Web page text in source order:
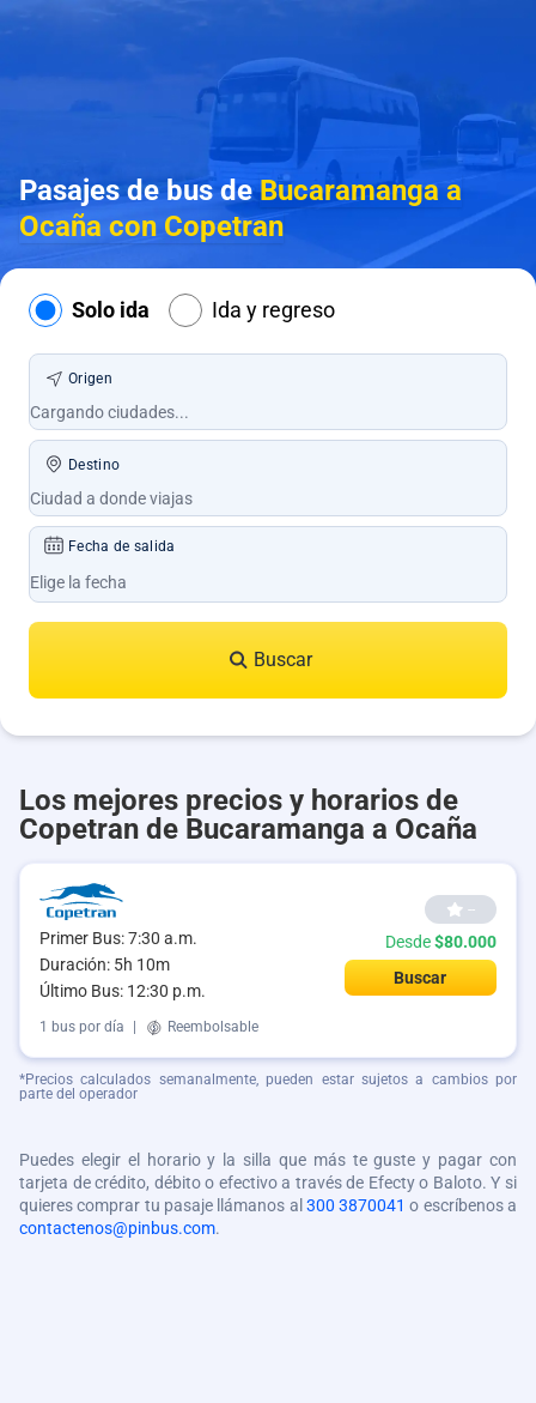
Pasajes de bus deBucaramanga a
Ocaña con Copetran
Solo ida Ida y regreso
Origen
Destino
Fecha de salida
Buscar
Los mejores precios y horarios de
Copetran de Bucaramanga a Ocaña
Primer Bus: 7:30 a.m.
Duración: 5h 10m
Último Bus: 12:30 p.m.
--
Desde$80.000
Buscar
1 bus por día Reembolsable
*Precios calculados semanalmente, pueden estar sujetos a cambios por
parte del operador
Puedes elegir el horario y la silla que más te guste y pagar con
tarjeta de crédito, débito o efectivo a través de Efecty o Baloto. Y si
quieres comprar tu pasaje llámanos al 300 3870041 o escríbenos a
contactenos@pinbus.com.